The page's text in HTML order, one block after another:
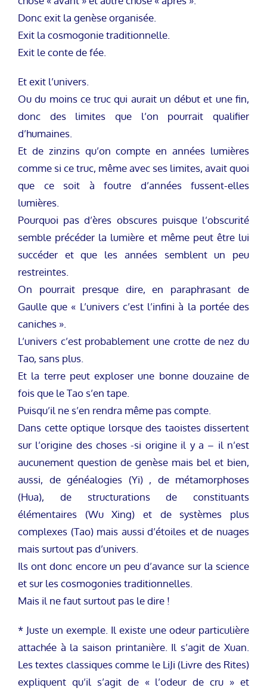
Donc exit la genèse organisée.
Exit la cosmogonie traditionnelle.
Exit le conte de fée.
Et exit l’univers.
Ou du moins ce truc qui aurait un début et une fin,
donc des limites que l’on pourrait qualifier
d’humaines.
Et de zinzins qu’on compte en années lumières
comme si ce truc, même avec ses limites, avait quoi
que ce soit à foutre d’années fussent-elles
lumières.
Pourquoi pas d’ères obscures puisque l’obscurité
semble précéder la lumière et même peut être lui
succéder et que les années semblent un peu
restreintes.
On pourrait presque dire, en paraphrasant de
Gaulle que « L’univers c’est l’infini à la portée des
caniches ».
L’univers c’est probablement une crotte de nez du
Tao, sans plus.
Et la terre peut exploser une bonne douzaine de
fois que le Tao s’en tape.
Puisqu’il ne s’en rendra même pas compte.
Dans cette optique lorsque des taoistes dissertent
sur l’origine des choses -si origine il y a – il n’est
aucunement question de genèse mais bel et bien,
aussi, de généalogies (Yi) , de métamorphoses
(Hua), de structurations de constituants
élémentaires (Wu Xing) et de systèmes plus
complexes (Tao) mais aussi d’étoiles et de nuages
mais surtout pas d’univers.
Ils ont donc encore un peu d’avance sur la science
et sur les cosmogonies traditionnelles.
Mais il ne faut surtout pas le dire !
* Juste un exemple. Il existe une odeur particulière
attachée à la saison printanière. Il s’agit de Xuan.
Les textes classiques comme le LiJi (Livre des Rites)
expliquent qu’il s’agit de « l’odeur de cru » et